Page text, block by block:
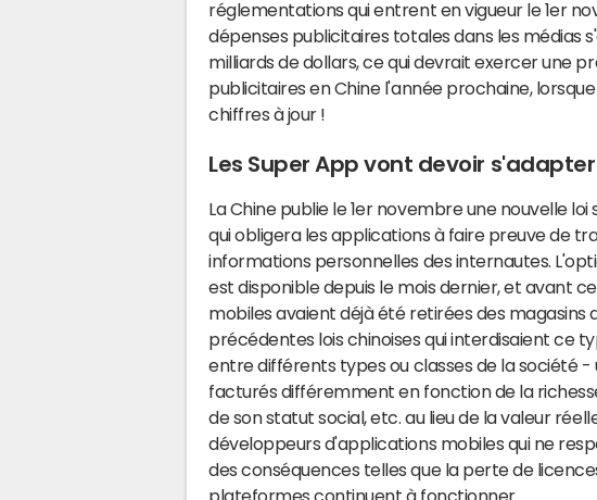
réglementations qui entrent en vigueur le 1er
dépenses publicitaires totales dans les médias
milliards de dollars, ce qui devrait exercer une
publicitaires en Chine l'année prochaine,
chiffres à jour !
Les Super App vont devoir s'adapter
La Chine publie le 1er novembre une nouvelle
qui obligera les applications à faire preuve de
informations personnelles des internautes.
est disponible depuis le mois dernier, et avant
mobiles avaient déjà été retirées des
précédentes lois chinoises qui interdisaient ce
entre différents types ou classes de la société -
facturés différemment en fonction de la
de son statut social, etc. au lieu de la valeur
développeurs d'applications mobiles qui ne
des conséquences telles que la perte de
plateformes continuent à fonctionner.